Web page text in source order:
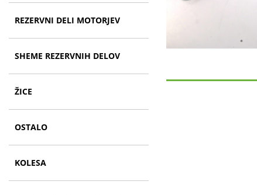
REZERVNI DELI MOTORJEV
SHEME REZERVNIH DELOV
ŽICE
OSTALO
KOLESA